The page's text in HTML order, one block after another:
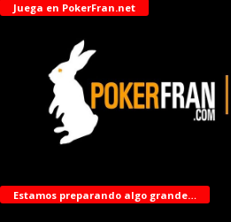
Juega en PokerFran.net
Estamos preparando algo grande…